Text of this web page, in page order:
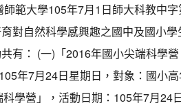
範大學105年7月1日師大科教中
對自然科學感興趣之國中及國小
有： (一)「2016年國小尖端科學
年7月24日星期日，對象：國小
學營」，活動日期：105年7月24